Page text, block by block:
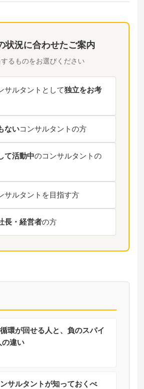
状況に合わせたご案内
るものをお選びください
サルタントとして独立をお考
ないコンサルタントの方
て活動中のコンサルタントの
サルタントを目指す方
長・経営者の方
環が回せる人と、負のスパイ
の違い
サルタントが知っておくべ